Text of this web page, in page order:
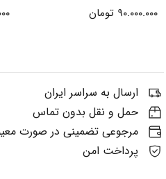
۹۰.۰۰۰.۰۰۰ تومان
ارسال به سراسر ایران
حمل و نقل بدون تماس
مرجوعی تضمینی در صورت
پرداخت امن